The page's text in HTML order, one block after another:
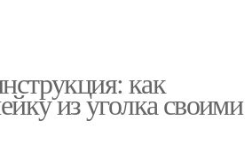
как
из уголка своими